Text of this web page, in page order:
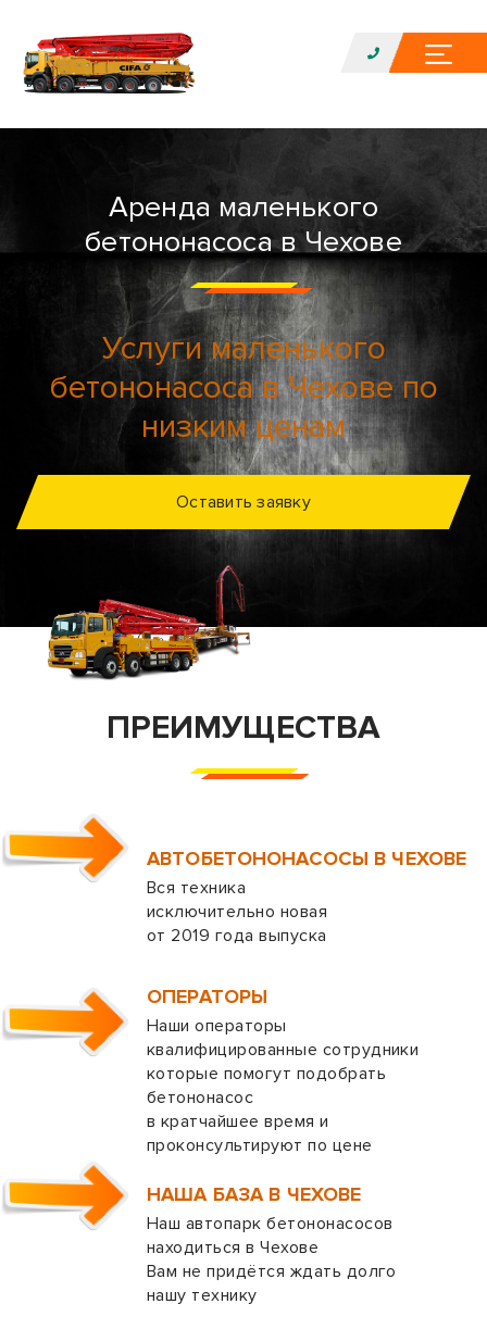
Аренда маленького
бетононасоса в Чехове
Услуги маленького
бетононасоса в Чехове по
низким ценам
Оставить заявку
ПРЕИМУЩЕСТВА
АВТОБЕТОНОНАСОСЫ В ЧЕХОВЕ
Вся техника
исключительно новая
от 2019 года выпуска
ОПЕРАТОРЫ
Наши операторы
квалифицированные сотрудники
которые помогут подобрать
бетононасос
в кратчайшее время и
проконсультируют по цене
НАША БАЗА В ЧЕХОВЕ
Наш автопарк бетононасосов
находиться в Чехове
Вам не придётся ждать долго
нашу технику